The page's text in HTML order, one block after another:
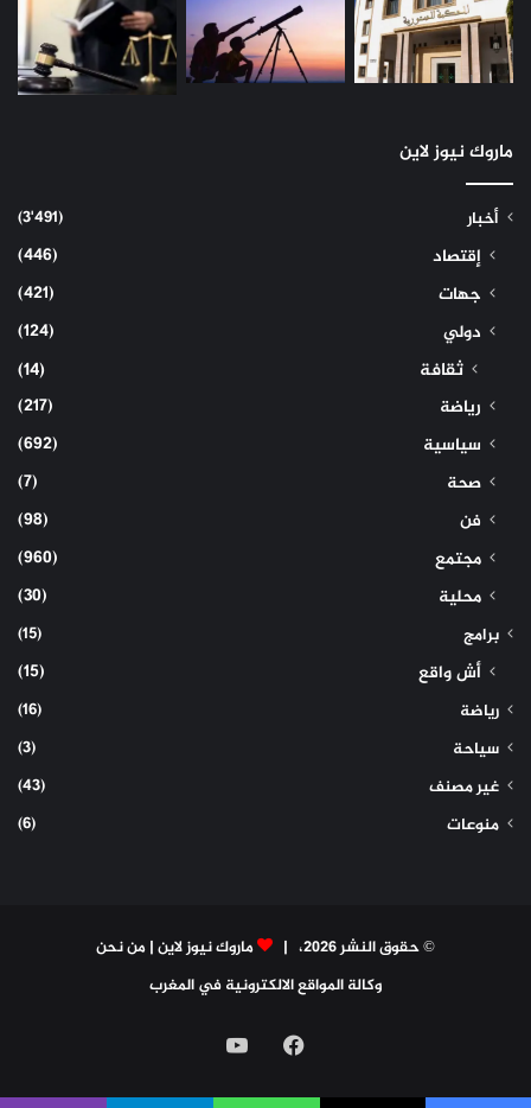
ماروك نيوز لاين
أخبار (3٬491)
إقتصاد
(446)
جهات
(421)
دولي
(124)
ثقافة (14)
رياضة
(217)
سياسية
(692)
صحة
(7)
فن
(98)
مجتمع
(960)
محلية
(30)
برامج (15)
أش واقع (15)
رياضة
(16)
سياحة
(3)
غير مصنف
(43)
منوعات
(6)
© حقوق النشر 2026، | ماروك نيوز لاين|من نحن
وكالة المواقع الالكترونية في المغرب
فيسبوك‫YouTube